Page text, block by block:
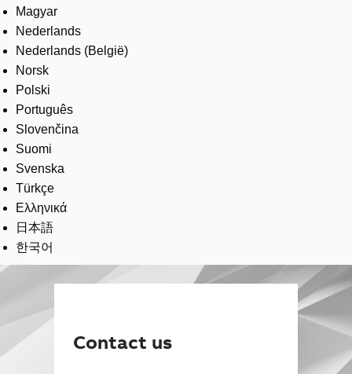
Magyar
Nederlands
Nederlands (België)
Norsk
Polski
Português
Slovenčina
Suomi
Svenska
Türkçe
Ελληνικά
日本語
한국어
Contact us